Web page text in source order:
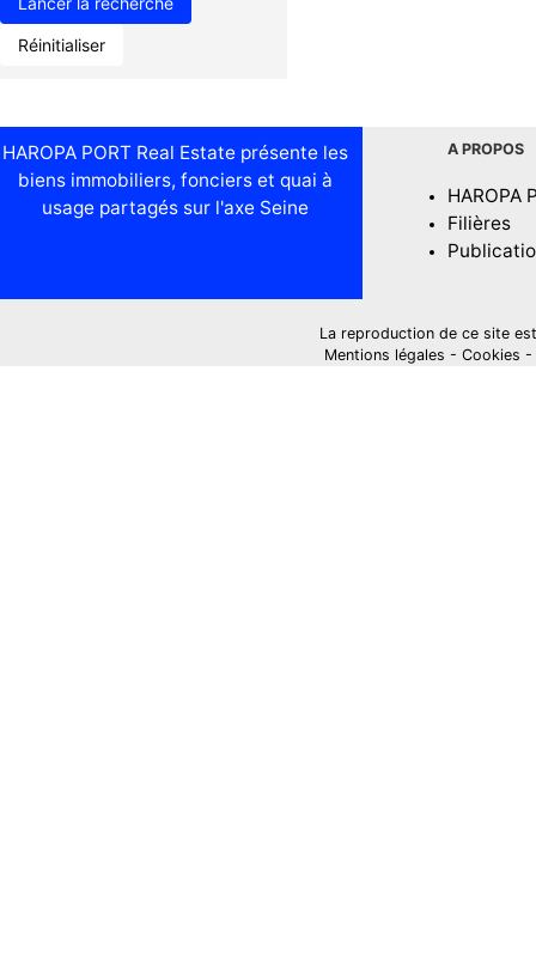
Réinitialiser
HAROPA PORT Real Estate présente les
biens immobiliers, fonciers et quai à
usage partagés sur l'axe Seine
A PROPOS
HAROPA
Filières
La reproduction de ce site
Mentions légales - Cookies -